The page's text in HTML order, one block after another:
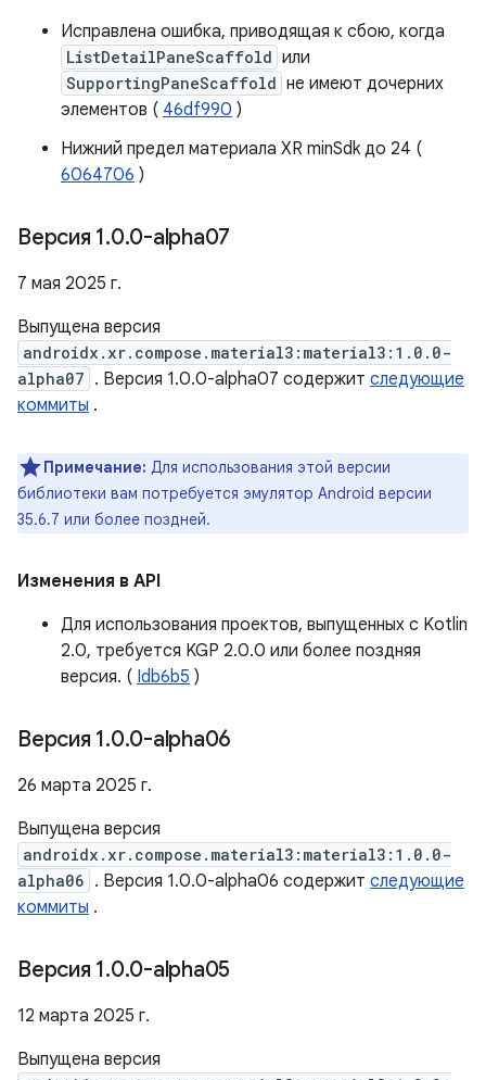
Исправлена ​​ошибка, приводящая к сбою, когда
ListDetailPaneScaffold или
SupportingPaneScaffold не имеют дочерних
элементов ( 46df990 )
Нижний предел материала XR minSdk до 24 (
6064706 )
Версия 1.0.0-alpha07
7 мая 2025 г.
Выпущена версия
androidx.xr.compose.material3:material3:1.0.0-
alpha07 . Версия 1.0.0-alpha07 содержит следующие
коммиты .
Примечание: Для использования этой версии
библиотеки вам потребуется эмулятор Android версии
35.6.7 или более поздней.
Изменения в API
Для использования проектов, выпущенных с Kotlin
2.0, требуется KGP 2.0.0 или более поздняя
версия. ( Idb6b5 )
Версия 1.0.0-alpha06
26 марта 2025 г.
Выпущена версия
androidx.xr.compose.material3:material3:1.0.0-
alpha06 . Версия 1.0.0-alpha06 содержит следующие
коммиты .
Версия 1.0.0-alpha05
12 марта 2025 г.
Выпущена версия